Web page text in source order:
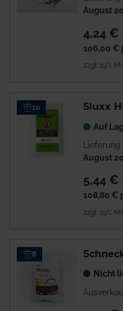
August
4,24
106,00 €
zzgl. 19%
10 Sluxx
Auf
August
5,44
108,80 €
zzgl. 19%
8
Nicht